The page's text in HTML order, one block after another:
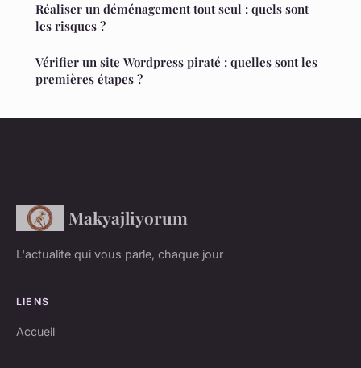
Réaliser un déménagement tout seul : quels sont
les risques ?
Vérifier un site Wordpress piraté : quelles sont les
premières étapes ?
Makyajliyorum
L'actualité qui vous parle, chaque jour
LIENS
Accueil